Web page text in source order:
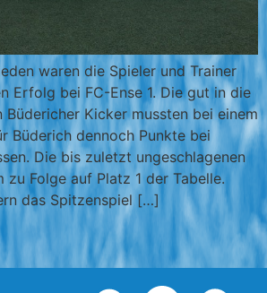
waren die Spieler und Trainer
Erfolg bei FC-Ense 1. Die gut in die
Büdericher Kicker mussten bei einem
Büderich dennoch Punkte bei
Die bis zuletzt ungeschlagenen
zu Folge auf Platz 1 der Tabelle.
das Spitzenspiel […]